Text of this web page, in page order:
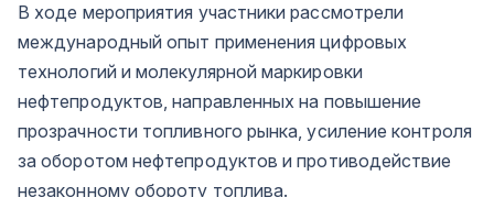
В ходе мероприятия участники рассмотрели
международный опыт применения цифровых
технологий и молекулярной маркировки
нефтепродуктов, направленных на повышение
прозрачности топливного рынка, усиление контроля
за оборотом нефтепродуктов и противодействие
незаконному обороту топлива.